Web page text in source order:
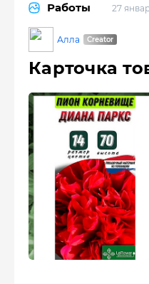
Работы 27
Алла
Карточка